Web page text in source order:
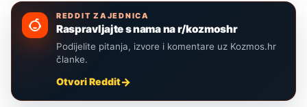
REDDIT ZAJEDNICA
Raspravljajte s nama na r/kozmoshr
Podijelite pitanja, izvore i komentare uz Kozmos.hr
članke.
Otvori Reddit